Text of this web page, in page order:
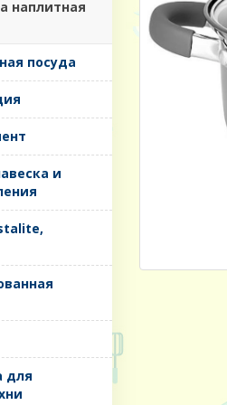
наплитная
посуда
и
для